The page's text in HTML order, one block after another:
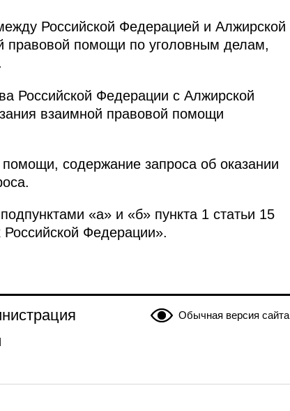
Российской Федерацией и Алжирской
правовой помощи по уголовным делам,
Российской Федерации с Алжирской
взаимной правовой помощи
содержание запроса об оказании
«а» и «б» пункта 1 статьи 15
Федерации».
Обычная версия сайта